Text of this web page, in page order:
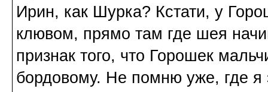
Ирин, как Шурка? Кстати, у
клювом, прямо там где шея
признак того, что Горошек
бордовому. Не помню уже, где я